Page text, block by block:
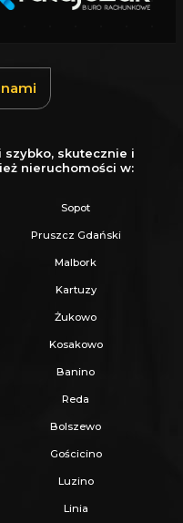
Vaillant Ecotec
wszystkich
wewnętrznych
internetowa, TV
w Gowinie,
co zapewnia
miasta zarówno
publiczną.
okolicy z
handlowo-
skutecznie i
nieruchomości w:
Sopot
Pruszcz Gdański
Malbork
Kartuzy
Żukowo
Kosakowo
Banino
Reda
Bolszewo
Gościcino
Luzino
Linia